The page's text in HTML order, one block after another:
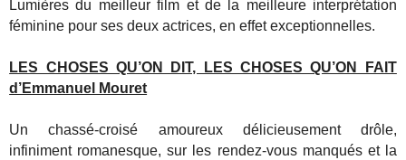
Lumières du meilleur film et de la meilleure interprétation
féminine pour ses deux actrices, en effet exceptionnelles.
LES CHOSES QU’ON DIT, LES CHOSES QU’ON FAIT
d’Emmanuel Mouret
Un chassé-croisé amoureux délicieusement drôle,
infiniment romanesque, sur les rendez-vous manqués et la